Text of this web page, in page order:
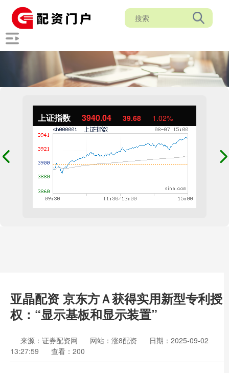
上证指数 3940.04 39.68 1.02%
亚晶配资 京东方Ａ获得实用新型专利授
权：“显示基板和显示装置”
来源：证券配资网 网站：涨8配资
日期：2025-09-02
13:27:59
查看：200